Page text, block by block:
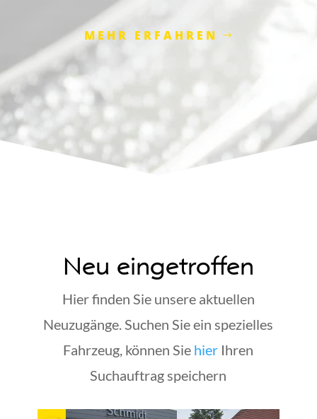
MEHR ERFAHREN
Neu eingetroffen
Hier finden Sie unsere aktuellen
Neuzugänge. Suchen Sie ein spezielles
Fahrzeug, können Sie hier Ihren
Suchauftrag speichern